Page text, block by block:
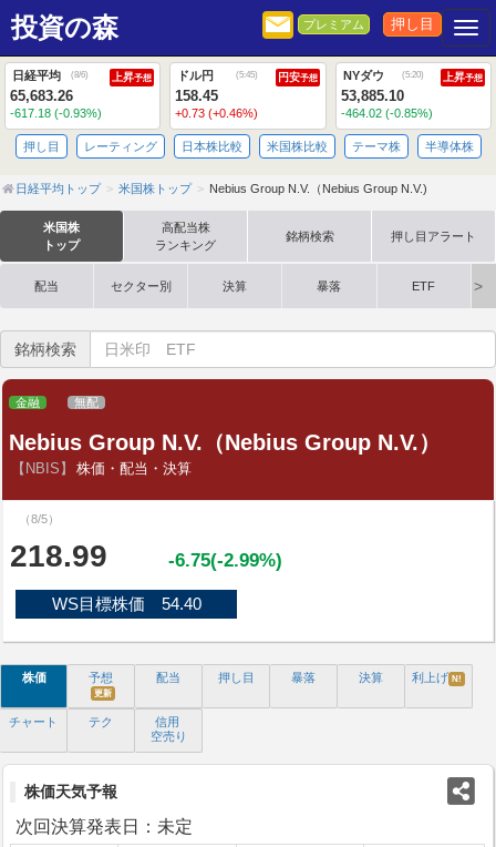
投資の森 プレミアム 押し目
日経平均 (8/6) 上昇予想
65,683.26
-617.18 (-0.93%)
ドル円 (5:45) 円安予想
158.45
+0.73 (+0.46%)
NYダウ (5:20) 上昇予想
53,885.10
-464.02 (-0.85%)
押し目 レーティング 日本株比較 米国株比較 テーマ株 半導体株
日経平均トップ 米国株トップ Nebius Group N.V.（Nebius Group N.V.)
米国株
トップ
高配当株
ランキング
銘柄検索 押し目アラート
配当 セクター別 決算 暴落 ETF
銘柄検索
金融 無配
Nebius Group N.V.（Nebius Group N.V.）
【NBIS】 株価・配当・決算
（8/5）
218.99 -6.75(-2.99%)
WS目標株価 54.40
株価 予想
更新
配当 押し目 暴落 決算 利上げ N!
チャート テク
信用
空売り
株価天気予報
次回決算発表日：未定